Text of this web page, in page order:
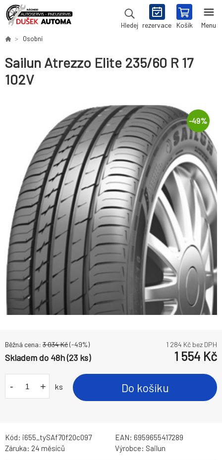
Hledej rezervace Košík Menu
Osobní
Sailun Atrezzo Elite 235/60 R 17
102V
-49%
Běžná cena: 3 034Kč(-49%) 1 284 Kč bez DPH
Skladem do 48h (23 ks) 1 554 Kč
- + ks Do košíku
Kód: i655_tySAf70f20c097 EAN: 6959655417289
Záruka: 24 měsíců Výrobce: Sailun